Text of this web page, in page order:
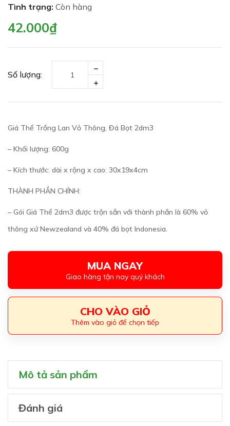
Tình trạng: Còn hàng
42.000₫
Số lượng:
Giá Thể Trồng Lan Vỏ Thông, Đá Bọt 2dm3
– Khối lượng: 600g
– Kích thước: dài x rộng x cao: 30x19x4cm
THÀNH PHẦN CHÍNH:
– Gói Giá Thể 2dm3 được trộn sẵn với thành phần là 60% vỏ
thông xứ Newzealand và 40% đá bọt Indonesia.
MUA NGAY
Giao hàng tận nay quý khách
CHO VÀO GIỎ
Thêm vào giỏ để chọn tiếp
Mô tả sản phẩm
Đánh giá